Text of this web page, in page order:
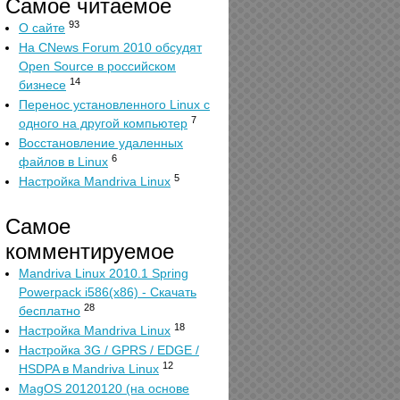
Самое читаемое
О сайте 93
На CNews Forum 2010 обсудят
Open Source в российском
бизнесе 14
Перенос установленного Linux с
одного на другой компьютер 7
Восстановление удаленных
файлов в Linux 6
Настройка Mandriva Linux 5
Самое
комментируемое
Mandriva Linux 2010.1 Spring
Powerpack i586(x86) - Скачать
бесплатно 28
Настройка Mandriva Linux 18
Настройка 3G / GPRS / EDGE /
HSDPA в Mandriva Linux 12
MagOS 20120120 (на основе